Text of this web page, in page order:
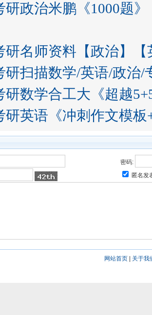
研政治米鹏《1000题
研名师资料【政治】
研扫描数学/英语/政治/
研数学合工大《超越
研英语《冲刺作文模
密码:
匿名发
网站首页| 关于我